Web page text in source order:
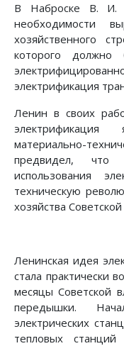
В Наброске В. И.
необходимости
хозяйственного
которого должно
электрификация
Ленин в своих
электрификация
материально-
предвидел,
использования
техническую
хозяйства
Ленинская идея
стала практически
месяцы Советской
передышки.
электрических
тепловых